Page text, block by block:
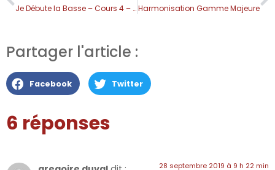
Je Débute la Basse – Cours 4 – Technique Main GaucheHarmonisation Gamme Majeure
Partager l'article :
Facebook Twitter
6 réponses
28 septembre 2019 à 9 h 22 min